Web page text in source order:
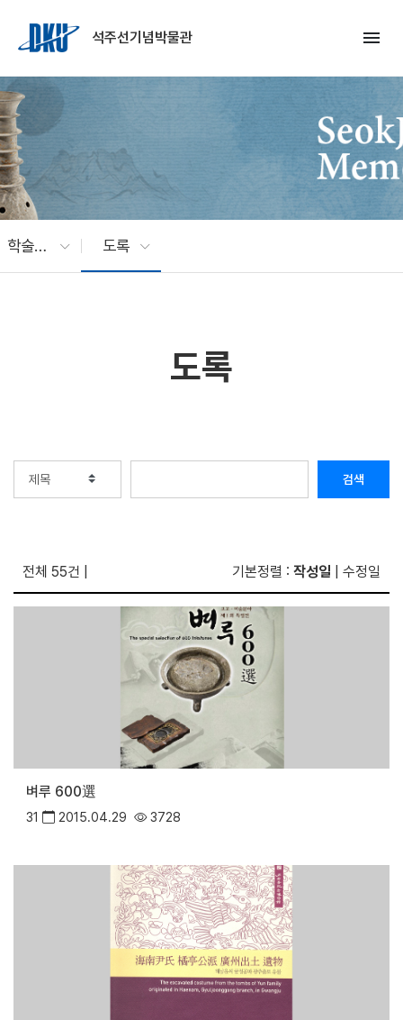
석주선기념박물관
menu
학술연구 도록
도록
검색
전체 55건 기본정렬 : 작성일 수정일
벼루 600選
31 2015.04.29 3728